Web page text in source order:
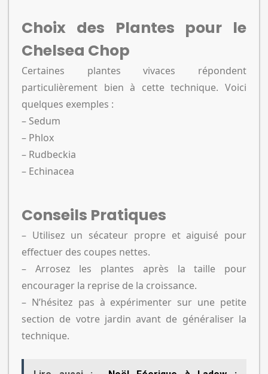
Choix des Plantes pour le
Chelsea Chop
Certaines plantes vivaces répondent
particulièrement bien à cette technique. Voici
quelques exemples :
– Sedum
– Phlox
– Rudbeckia
– Echinacea
Conseils Pratiques
– Utilisez un sécateur propre et aiguisé pour
effectuer des coupes nettes.
– Arrosez les plantes après la taille pour
encourager la reprise de la croissance.
– N’hésitez pas à expérimenter sur une petite
section de votre jardin avant de généraliser la
technique.